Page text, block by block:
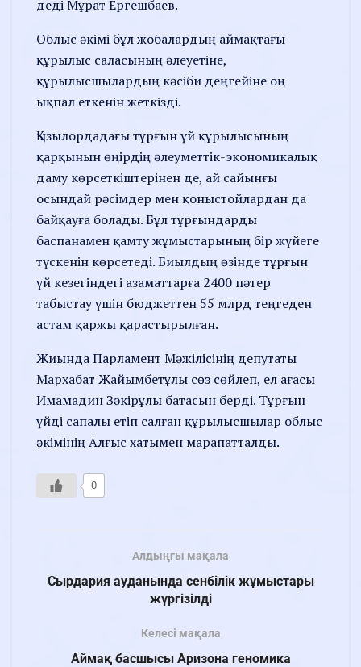
деді Мұрат Ергешбаев.
Облыс әкімі бұл жобалардың аймақтағы
құрылыс саласының әлеуетіне,
құрылысшылардың кәсіби деңгейіне оң
ықпал еткенін жеткізді.
Қызылордадағы тұрғын үй құрылысының
қарқынын өңірдің әлеуметтік-экономикалық
даму көрсеткіштерінен де, ай сайынғы
осындай рәсімдер мен қоныстойлардан да
байқауға болады. Бұл тұрғындарды
баспанамен қамту жұмыстарының бір жүйеге
түскенін көрсетеді. Биылдың өзінде тұрғын
үй кезегіндегі азаматтарға 2400 пәтер
табыстау үшін бюджеттен 55 млрд теңгеден
астам қаржы қарастырылған.
Жиында Парламент Мәжілісінің депутаты
Мархабат Жайымбетұлы сөз сөйлеп, ел ағасы
Имамадин Зәкірұлы батасын берді. Тұрғын
үйді сапалы етіп салған құрылысшылар облыс
әкімінің Алғыс хатымен марапатталды.
0
Алдыңғы мақала
Сырдария ауданында сенбілік жұмыстары
жүргізілді
Келесі мақала
Аймақ басшысы Аризона геномика